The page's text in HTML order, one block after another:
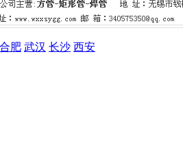
合肥 武汉 长沙 西安